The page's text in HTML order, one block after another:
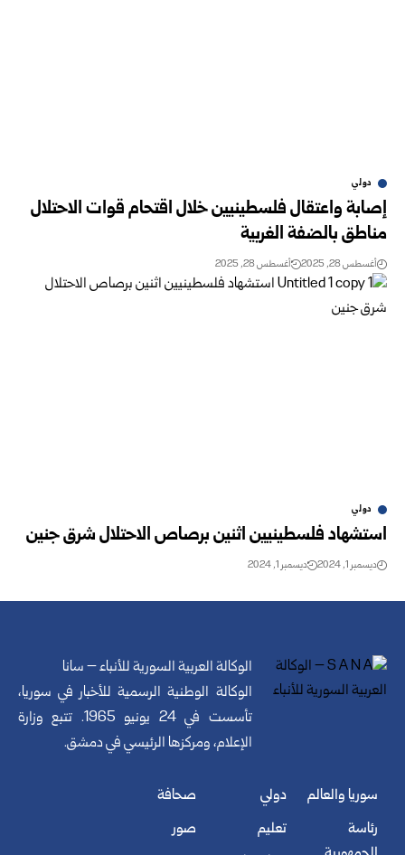
دولي
إصابة واعتقال فلسطينيين خلال اقتحام قوات الاحتلال
مناطق بالضفة الغربية
أغسطس 28, 2025 أغسطس 28, 2025
دولي
استشهاد فلسطينيين اثنين برصاص الاحتلال شرق جنين
ديسمبر 1, 2024 ديسمبر 1, 2024
الوكالة العربية السورية للأنباء – سانا
الوكالة الوطنية الرسمية للأخبار في سوريا،
تأسست في 24 يونيو 1965. تتبع وزارة
الإعلام، ومركزها الرئيسي في دمشق.
سوريا والعالم
رئاسة
دولي
تعليم
صحافة
صور